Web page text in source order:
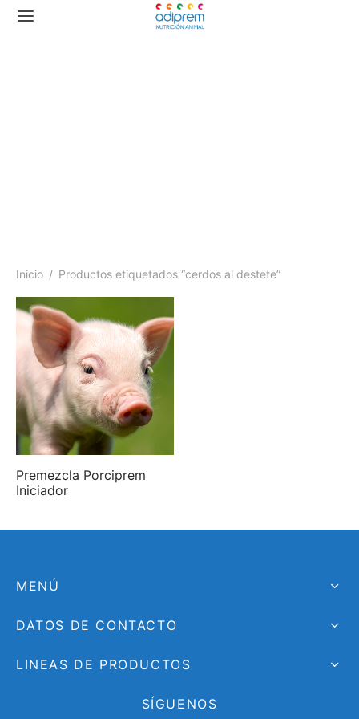
Inicio / Productos etiquetados “cerdos al destete”
Premezcla Porciprem
Iniciador
MENÚ
DATOS DE CONTACTO
LINEAS DE PRODUCTOS
SÍGUENOS